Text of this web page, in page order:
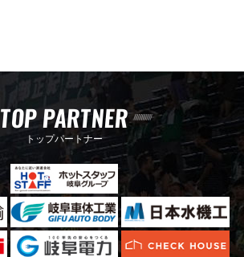
TOP PARTNER
トップパートナー